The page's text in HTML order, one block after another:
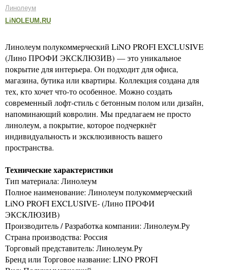
Линолеум
LiNOLEUM.RU
Линолеум полукоммерческий LiNO PROFI EXCLUSIVE
(Лино ПРОФИ ЭКСКЛЮЗИВ) — это уникальное
покрытие для интерьера. Он подходит для офиса,
магазина, бутика или квартиры. Коллекция создана для
тех, кто хочет что-то особенное. Можно создать
современный лофт-стиль с бетонным полом или дизайн,
напоминающий ковролин. Мы предлагаем не просто
линолеум, а покрытие, которое подчеркнёт
индивидуальность и эксклюзивность вашего
пространства.
Технические характеристики
Тип материала: Линолеум
Полное наименование: Линолеум полукоммерческий
LiNO PROFI EXCLUSIVE- (Лино ПРОФИ
ЭКСКЛЮЗИВ)
Производитель / Разработка компании: Линолеум.Ру
Страна производства: Россия
Торговый представитель: Линолеум.Ру
Бренд или Торговое название: LINO PROFI